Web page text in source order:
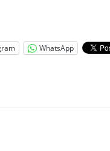
WhatsApp